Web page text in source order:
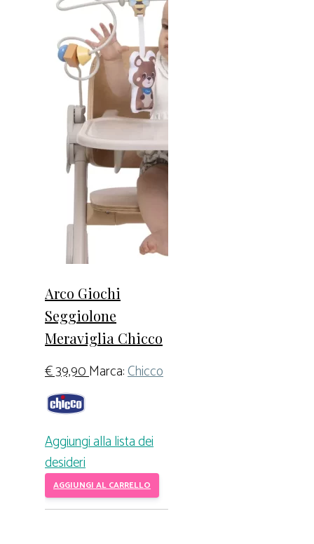
Arco Giochi
Seggiolone
Meraviglia Chicco
€39,90Marca:Chicco
Aggiungi alla lista dei
desideri
AGGIUNGI AL CARRELLO